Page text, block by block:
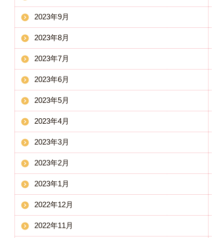
2023年9月
2023年8月
2023年7月
2023年6月
2023年5月
2023年4月
2023年3月
2023年2月
2023年1月
2022年12月
2022年11月